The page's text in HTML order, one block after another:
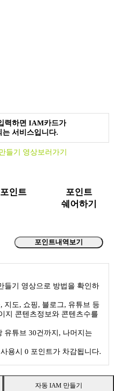
력하면 IAM카드가
서비스입니다.
들기 영상보러가기
인트
포인트
쉐어하기
포인트내역보기
들기 영상으로 방법을 확인하
지도, 쇼핑, 블로그, 유튜브 등
지 콘텐츠정보와 콘텐츠수를
유튜브 30건까지, 나머지는
용시 0 포인트가 차감됩니다.
자동 IAM 만들기